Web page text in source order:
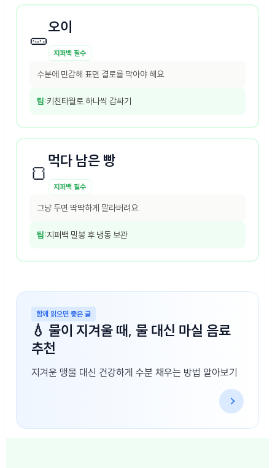
🥒
오이
지퍼백 필수
수분에 민감해 표면 결로를 막아야 해요.
팁:키친타월로 하나씩 감싸기
🍞
먹다 남은 빵
지퍼백 필수
그냥 두면 딱딱하게 말라버려요.
팁:지퍼백 밀봉 후 냉동 보관
함께 읽으면 좋은 글
💧 물이 지겨울 때, 물 대신 마실 음료
추천
지겨운 맹물 대신 건강하게 수분 채우는 방법 알아보기